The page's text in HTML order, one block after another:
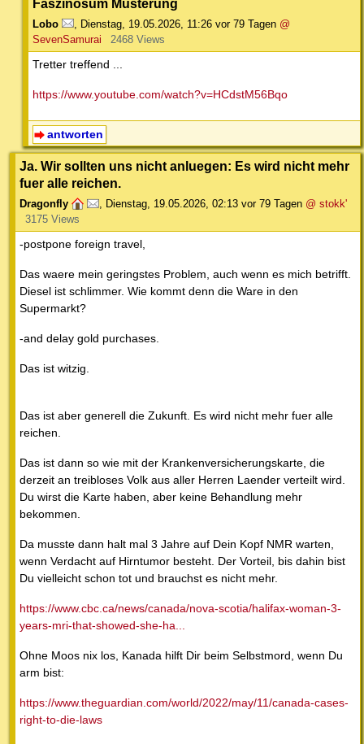
Faszinosum Musterung
Lobo Dienstag, 19.05.2026, 11:26 vor 79 Tagen @
SevenSamurai
2468 Views
Tretter treffend ...
https://www.youtube.com/watch?v=HCdstM56Bqo
antworten
Ja. Wir sollten uns nicht anluegen: Es wird nicht mehr
fuer alle reichen.
Dragonfly , Dienstag, 19.05.2026, 02:13 vor 79 Tagen @ stokk'
3175 Views
-postpone foreign travel,
Das waere mein geringstes Problem, auch wenn es mich betrifft.
Diesel ist schlimmer. Wie kommt denn die Ware in den
Supermarkt?
-and delay gold purchases.
Das ist witzig.
Das ist aber generell die Zukunft. Es wird nicht mehr fuer alle
reichen.
Das ist dann so wie mit der Krankenversicherungskarte, die
derzeit an treibloses Volk aus aller Herren Laender verteilt wird.
Du wirst die Karte haben, aber keine Behandlung mehr
bekommen.
Da musste dann halt mal 3 Jahre auf Dein Kopf NMR warten,
wenn Verdacht auf Hirntumor besteht. Der Vorteil, bis dahin bist
Du vielleicht schon tot und brauchst es nicht mehr.
https://www.cbc.ca/news/canada/nova-scotia/halifax-woman-3-
years-mri-that-showed-she-ha...
Ohne Moos nix los, Kanada hilft Dir beim Selbstmord, wenn Du
arm bist:
https://www.theguardian.com/world/2022/may/11/canada-cases-
right-to-die-laws